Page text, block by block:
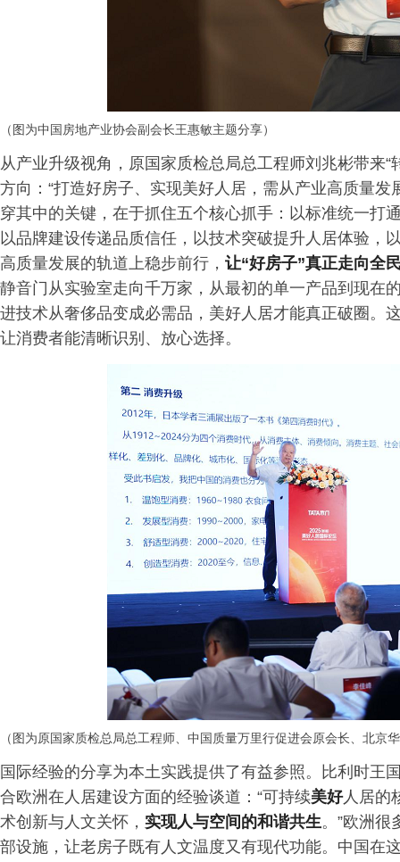
（图为中国房地产业协会副会长王惠敏主题分享）
从产业升级视角，原国家质检总局总工程师刘兆彬带来
方向：“打造好房子、实现美好人居，需从产业高质量
穿其中的关键，在于抓住五个核心抓手：以标准统一打
以品牌建设传递品质信任，以技术突破提升人居体验，
高质量发展的轨道上稳步前行， 让“好房子”真正走向全
静音门从实验室走向千万家，从最初的单一产品到现在
进技术从奢侈品变成必需品，美好人居才能真正破圈。
让消费者能清晰识别、放心选择。
（图为原国家质检总局总工程师、中国质量万里行促进会原会长、北京
国际经验的分享为本土实践提供了有益参照。比利时王
合欧洲在人居建设方面的经验谈道：“可持续美好人居的
术创新与人文关怀， 实现人与空间的和谐共生。”欧洲很
部设施，让老房子既有人文温度又有现代功能。中国在